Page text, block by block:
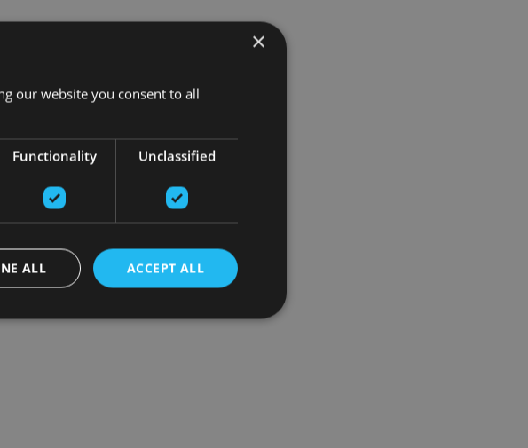
×
our website you consent to all
Functionality Unclassified
ACCEPT ALL
ALL